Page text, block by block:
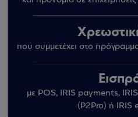
που συμμετέχει στο
με POS, IRIS payments,
(P2Pro) ή IRIS